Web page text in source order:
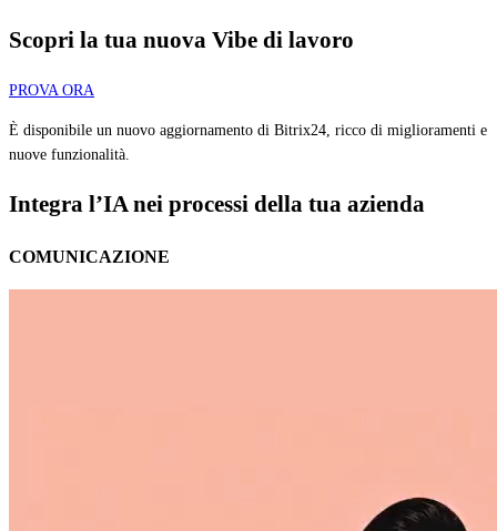
Scopri la tua nuova Vibe di lavoro
PROVA ORA
È disponibile un nuovo aggiornamento di Bitrix24, ricco di miglioramenti e
nuove funzionalità.
Integra l’IA nei processi della tua azienda
COMUNICAZIONE